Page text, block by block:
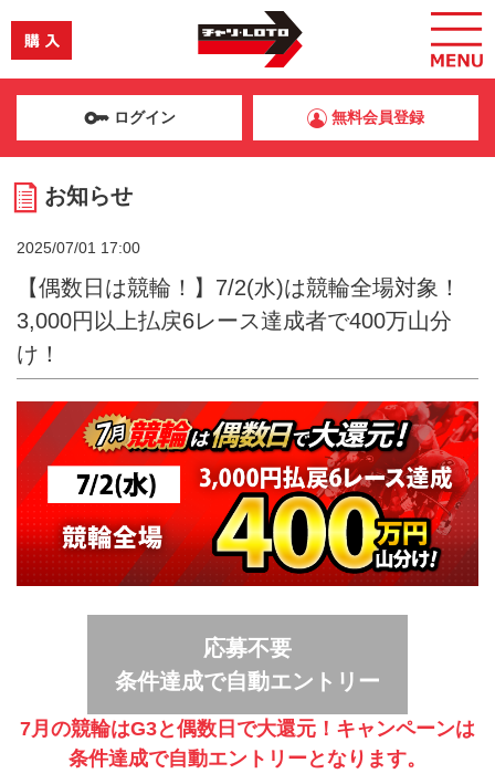
ログイン 無料会員登録
お知らせ
2025/07/01 17:00
【偶数日は競輪！】7/2(水)は競輪全場対象！
3,000円以上払戻6レース達成者で400万山分
け！
応募不要
条件達成で自動エントリー
7月の競輪はG3と偶数日で大還元！キャンペーンは
条件達成で自動エントリーとなります。